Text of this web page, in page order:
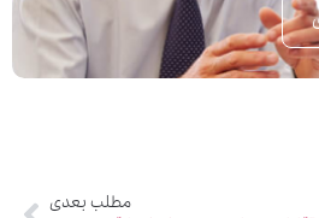
مطلب بعدی